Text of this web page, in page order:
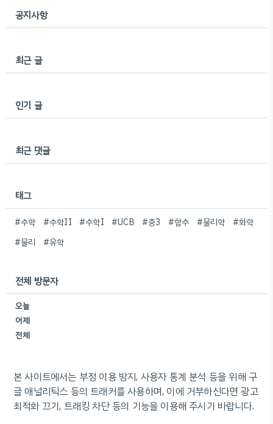
공지사항
최근 글
인기 글
최근 댓글
태그
#수학 #수학II #수학I #UCB #중3 #함수 #물리학
#화학
#물리
#유학
전체 방문자
오늘
어제
전체
본 사이트에서는 부정 이용 방지, 사용자 통계 분석 등을 위해 구
글 애널리틱스 등의 트래커를 사용하며, 이에 거부하신다면 광고
최적화 끄기, 트래킹 차단 등의 기능을 이용해 주시기 바랍니다.